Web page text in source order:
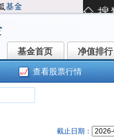
基金首页
基金首页 净值排行
净值排行
查看股票行情
截止日期：